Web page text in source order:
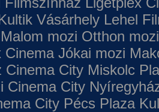
Vásárhely Lehel
Malom mozi Otthon mozi
Cinema Jókai mozi
Cinema City Miskolc
Cinema City
City Pécs Plaza